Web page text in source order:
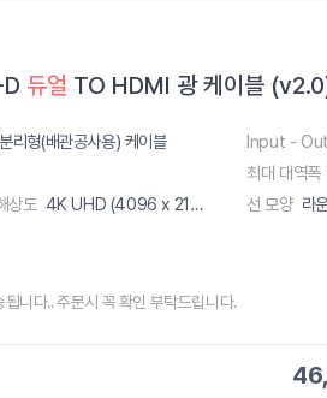
듀얼 TO HDMI 광 케이블
분리형(배관공사용) 케이블
최대 대역폭
상도 4K UHD (4096 x 2160) 60Hz 선 모양 라
니다.. 주문시 꼭 확인 부탁드립니다.